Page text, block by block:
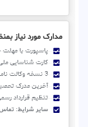
مدارک مورد نیاز
پاسپورت با مهلت حداقل 6 ماهه تا
کارت شناسایی
3 نسخه وکالت نامه محضری
آخرین مدرک
تنظیم قرارداد
سایر شرایط: